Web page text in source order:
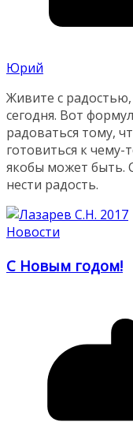
Юрий
Живите с
сегодня. Вот
радоваться тому,
готовиться к
якобы может быть.
нести радость.
Новости
С Новым годом!